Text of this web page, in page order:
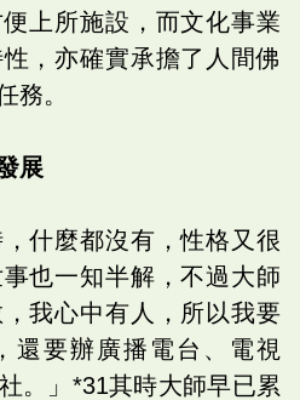
上所施設，而文化事業
，亦確實承擔了人間佛
務。
展
什麼都沒有，性格又很
也一知半解，不過大師
我心中有人，所以我要
還要辦廣播電台、電視
。」*31其時大師早已累